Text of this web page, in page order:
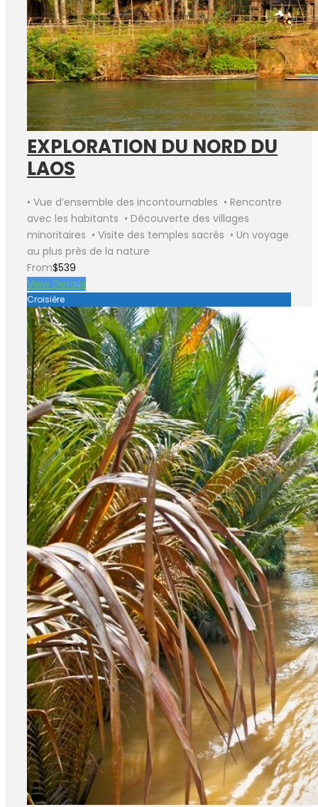
EXPLORATION DU NORD DU
LAOS
• Vue d’ensemble des incontournables • Rencontre
avec les habitants • Découverte des villages
minoritaires • Visite des temples sacrés • Un voyage
au plus près de la nature
From$539
View Details
Croisière